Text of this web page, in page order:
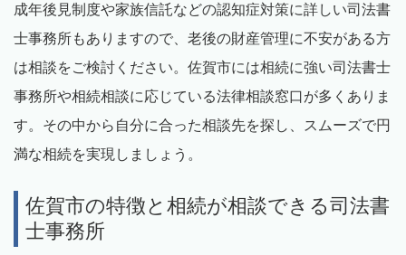
成年後見制度や家族信託などの認知症対策に詳しい司法書
士事務所もありますので、老後の財産管理に不安がある方
は相談をご検討ください。佐賀市には相続に強い司法書士
事務所や相続相談に応じている法律相談窓口が多くありま
す。その中から自分に合った相談先を探し、スムーズで円
満な相続を実現しましょう。
佐賀市の特徴と相続が相談できる司法書
士事務所